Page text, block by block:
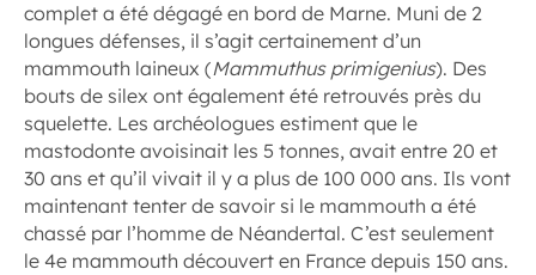
complet a été dégagé en bord de Marne. Muni de 2
longues défenses, il s’agit certainement d’un
mammouth laineux (Mammuthus primigenius). Des
bouts de silex ont également été retrouvés près du
squelette. Les archéologues estiment que le
mastodonte avoisinait les 5 tonnes, avait entre 20 et
30 ans et qu’il vivait il y a plus de 100 000 ans. Ils vont
maintenant tenter de savoir si le mammouth a été
chassé par l’homme de Néandertal. C’est seulement
le 4e mammouth découvert en France depuis 150 ans.